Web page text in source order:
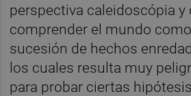
perspectiva caleidoscópia y
comprender el mundo
sucesión de hechos
los cuales resulta muy
para probar ciertas